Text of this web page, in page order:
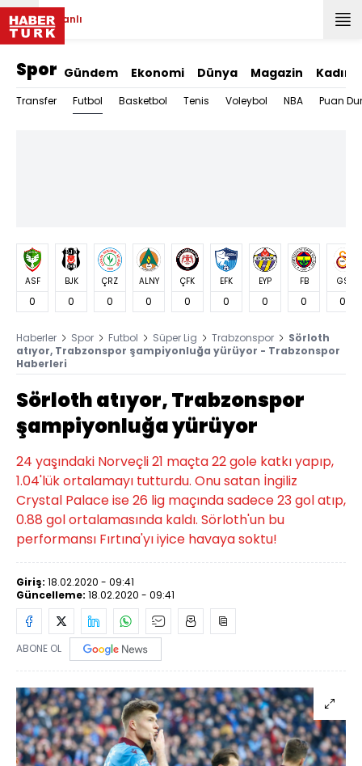
Canlı
Spor Gündem Ekonomi Dünya Magazin Kadın
Transfer Futbol Basketbol Tenis Voleybol NBA Puan
ASF
0
BJK
0
ÇRZ
0
ALNY
0
ÇFK
0
EFK
0
EYP
0
FB
0
GS
0
Haberler Spor Futbol Süper Lig Trabzonspor
Sörloth
atıyor, Trabzonspor şampiyonluğa yürüyor - Trabzonspor
Haberleri
Sörloth atıyor, Trabzonspor
şampiyonluğa yürüyor
24 yaşındaki Norveçli 21 maçta 22 gole katkı yapıp,
1.04'lük ortalamayı tutturdu. Onu satan İngiliz
Crystal Palace ise 26 lig maçında sadece 23 gol atıp,
0.88 gol ortalamasında kaldı. Sörloth'un bu
performansı Fırtına'yı iyice havaya soktu!
Giriş: 18.02.2020 - 09:41
Güncelleme: 18.02.2020 - 09:41
ABONE OL